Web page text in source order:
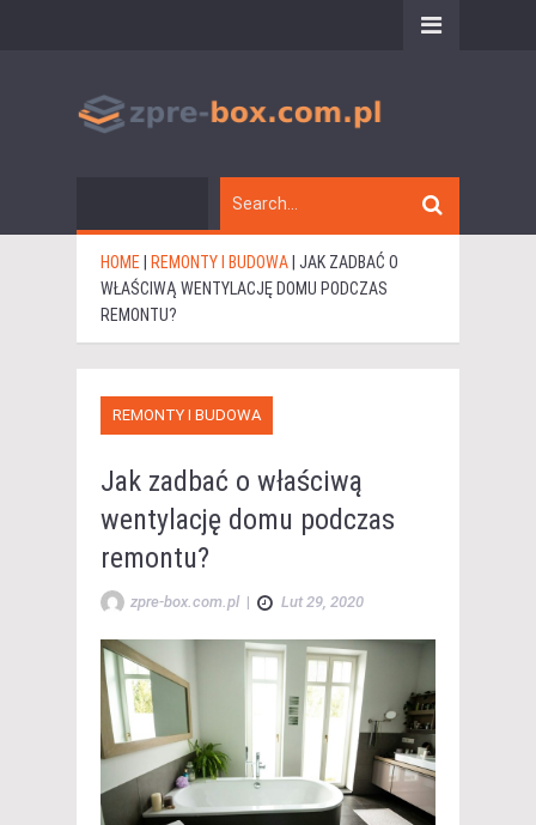
HOME REMONTY I BUDOWA JAK ZADBAĆ O
WŁAŚCIWĄ WENTYLACJĘ DOMU PODCZAS
REMONTU?
REMONTY I BUDOWA
Jak zadbać o właściwą
wentylację domu podczas
remontu?
zpre-box.com.pl | Lut 29, 2020